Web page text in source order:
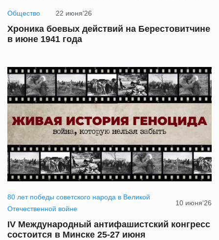
Общество 22 июня'26
Хроника боевых действий на Берестовитчине
в июне 1941 года
80 лет победы советского народа в Великой
Отечественной войне
10 июня'26
IV Международный антифашистский конгресс
состоится в Минске 25-27 июня